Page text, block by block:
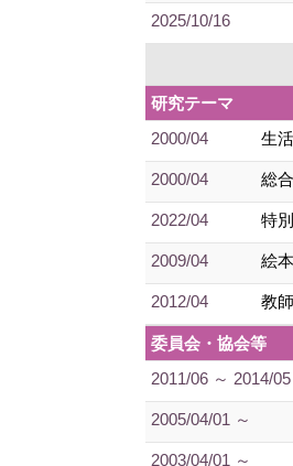
2025/10/16
研究テーマ
2000/04
生
2000/04 総
2022/04 特
2009/04 絵
2012/04 教
委員会・協会等
2011/06 ～ 2014/05
2005/04/01 ～
2003/04/01 ～